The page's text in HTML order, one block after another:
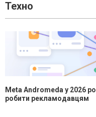
Техно
Meta Andromeda у 2026
робити рекламодавцям